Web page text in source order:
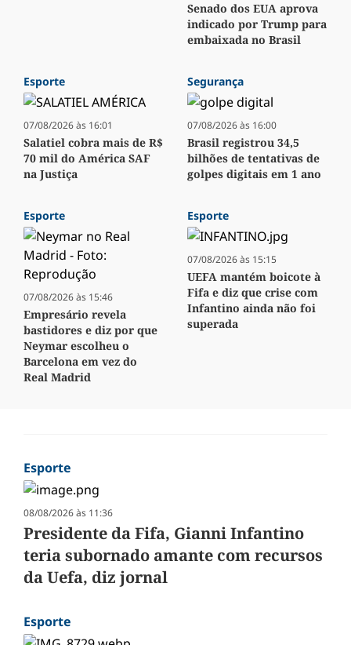
Senado dos EUA aprova
indicado por Trump para
embaixada no Brasil
Esporte
07/08/2026 às 16:01
Salatiel cobra mais de R$
70 mil do América SAF
na Justiça
Segurança
07/08/2026 às 16:00
Brasil registrou 34,5
bilhões de tentativas de
golpes digitais em 1 ano
Esporte
07/08/2026 às 15:46
Empresário revela
bastidores e diz por que
Neymar escolheu o
Barcelona em vez do
Real Madrid
Esporte
07/08/2026 às 15:15
UEFA mantém boicote à
Fifa e diz que crise com
Infantino ainda não foi
superada
Esporte
08/08/2026 às 11:36
Presidente da Fifa, Gianni Infantino
teria subornado amante com recursos
da Uefa, diz jornal
Esporte